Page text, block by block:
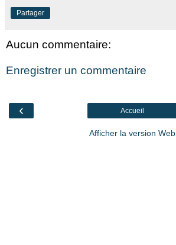
Partager
Aucun commentaire:
Enregistrer un commentaire
‹ Accueil
Afficher la version Web